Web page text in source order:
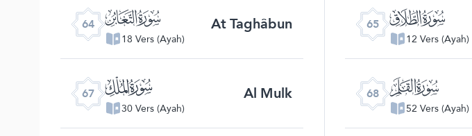
64 ﯭ
18 Vers (Ayah)
At Taghâbun 65 ﯮ
12 Vers (Ayah)
67 ﯰ
30 Vers (Ayah)
Al Mulk 68 ﯱ
52 Vers (Ayah)